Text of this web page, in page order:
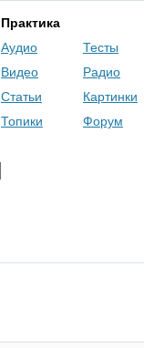
Практика
Аудио
Видео
Статьи
Топики
Тесты
Радио
Картинки
Форум